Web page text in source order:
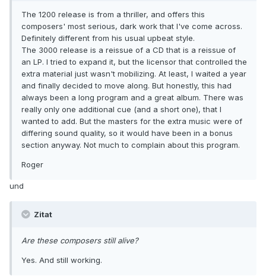
The 1200 release is from a thriller, and offers this
composers' most serious, dark work that I've come across.
Definitely different from his usual upbeat style.
The 3000 release is a reissue of a CD that is a reissue of
an LP. I tried to expand it, but the licensor that controlled the
extra material just wasn't mobilizing. At least, I waited a year
and finally decided to move along. But honestly, this had
always been a long program and a great album. There was
really only one additional cue (and a short one), that I
wanted to add. But the masters for the extra music were of
differing sound quality, so it would have been in a bonus
section anyway. Not much to complain about this program.
Roger
und
Zitat
Are these composers still alive?
Yes. And still working.